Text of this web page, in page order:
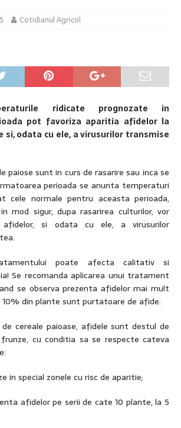
Cotidianul Agricol
ridicate prognozate in
pot favoriza aparitia afidelor la
si, odata cu ele, a virusurilor transmise
paiose sunt in curs de rasarire sau inca se
perioada se anunta temperaturi
cele normale pentru aceasta perioada,
mod sigur, dupa rasarirea culturilor, vor
afidelor, si odata cu ele, a virusurilor
poate afecta calitativ si
Se recomanda aplicarea unui tratament
se observa prezenta afidelor mai mult
10% din plante sunt purtatoare de afide.
cereale paioase, afidele sunt destul de
cu conditia sa se respecte cateva
in special zonele cu risc de aparitie;
afidelor pe serii de cate 10 plante, la 5